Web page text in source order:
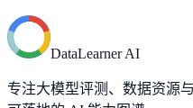
DataLearner AI
专注大模型评测、数据资源